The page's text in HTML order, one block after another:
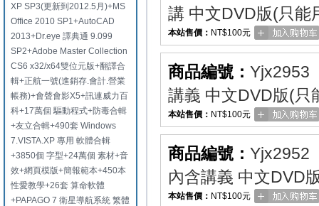
XP SP3(更新到2012.5月)+MS
Office 2010 SP1+AutoCAD
2013+Dr.eye 譯典通 9.099
SP2+Adobe Master Collection
CS6 x32/x64雙位元版+翻譯合
輯+正航一號(進銷存.會計.營業
帳務)+會聲會影X5+訊連威力百
科+17萬個 驅動程式+防毒合輯
+友立合輯+490套 Windows
7.VISTA.XP 專用 軟體合輯
+3850個 字型+24萬個 素材+音
效+網頁模版+簡報範本+450本
性愛教學+26套 算命軟體
+PAPAGO 7 衛星導航系統 繁體
講 中文DVD版(只能
本站售價： NT$100元
商品編號： Yjx2953
講義 中文DVD版(只
本站售價： NT$100元
商品編號： Yjx2952
內含講義 中文DVD
本站售價： NT$100元